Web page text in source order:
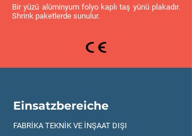
Bir yüzü alüminyum folyo kaplı taş yünü plakadır.
Shrink paketlerde sunulur.
Einsatzbereiche
FABRİKA TEKNİK VE İNŞAAT DIŞI